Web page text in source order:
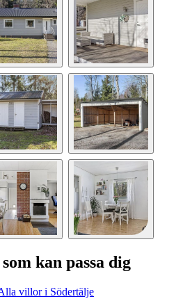
kan passa dig
villor i Södertälje